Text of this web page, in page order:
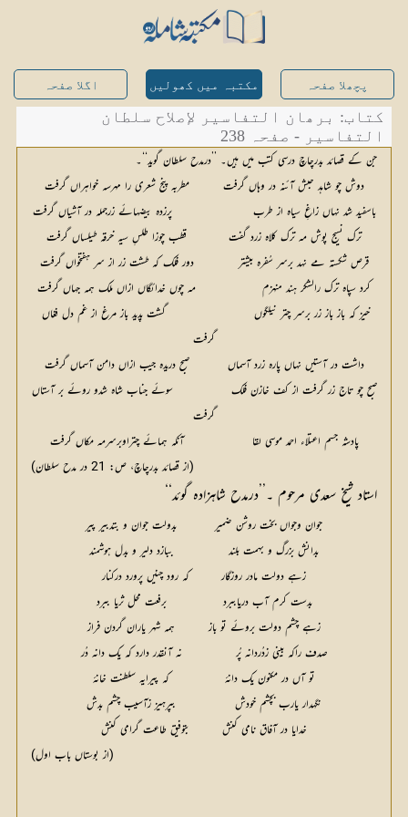
پچھلا صفحہ مکتبہ میں کھولیں اگلا صفحہ
کتاب: برھان التفاسیر لإصلاح سلطان
التفاسیر - صفحہ 238
جن کے قصائد بدرچاچ درسی کتب میں ہیں۔ ’’درمدح سلطان گوید‘‘۔
دوش چو شاہد حبش آئنہ در وہاں گرفت		مطربہ پنج شعری را مہرسہ خواہراں گرفت
باسفید شد نہاں زاغِ سیاہ از طرب			پرزدہ بیضہائے زرجملہ در آشیاں گرفت
ترک نسیج پوش مہ ترک کلاہ زرد گفت		قطب چوزا طلسِ سیہ خرقہ طیلساں گرفت
قرص شکستہ مے نہد برسر سُفرہ بیشتر		دور فلک کہ طشت زر از سر ہفتخواں گرفت
کرد سپاہ ترک رالشکر ہند منہزم			مہ چوں خدائگاں ازاں ملک ہمہ جہاں گرفت
گرفت
داشت در آستیں نہاں پارہ زرد آسماں		صبح دریدہ جیب ازاں دامن آسماں گرفت
گرفت
پادشہ جسم اعتلاء احمد موسی لقا			آنکہ ہمائے چتراوبرسرمہ مکاں گرفت
(از قصائد بدرچاچ، ص: 21 در مدح سلطان)
استاد شیخ سعدی مرحوم ۔’’درمدح شاہزادہ گوئد‘‘
جوان وجواں بخت روشن ضمیر		بدولت جوان و بتدبیر پیر
بدانش بزرگ و بہمت بلند		ببازد دلیر و بدل ہوشمند
زہے دولت مادر روزگار		کہ رود چنیں پرورد درکنار
بدست کرم آب دریاببرد		برفعت محل ثریا ببرد
زہے چشم دولت بروئے تو باز		ہمہ شہر یاران گردن فراز
صدف راکہ بینی زدُردانہ پُر		نہ آنقدر دارد کہ یک دانہ دُر
تو آں در مکنون یک دانۂ		کہ پیرایہ سلطنت خانۂ
نگہدار یارب بچشم خودش		بپرہیز زآسیب چشم بدش
خدایا در آفاق نامی کنش		بتوفیق طاعت گرامی کنش
(از بوستاں باب اول)